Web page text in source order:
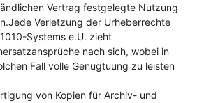
Vertrag festgelegte Nutzung
Verletzung der Urheberrechte
Systems e.U. zieht
nach sich, wobei in
Fall volle Genugtuung zu leisten
von Kopien für Archiv- und